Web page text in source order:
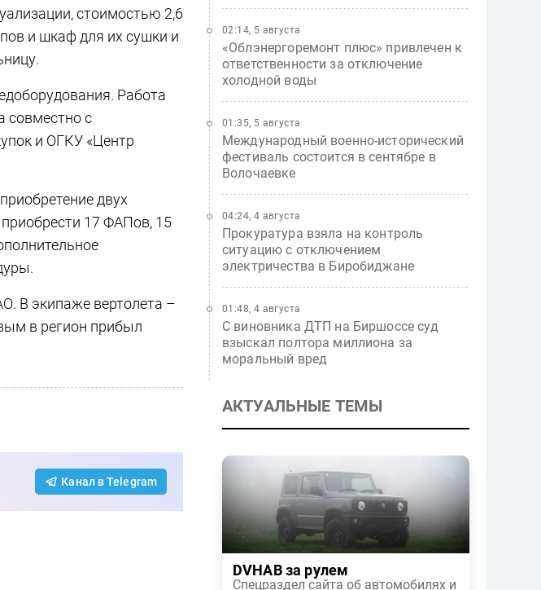
стоимостью 2,6
и шкаф для их сушки и
Работа
совместно с
и ОГКУ «Центр
двух
17 ФАПов, 15
В экипаже вертолета –
в регион прибыл
Канал в Telegram
«Облэнергоремонт плюс» привлечен к
ответственности за отключение
холодной воды
02:14, 5 августа
Международный военно-исторический
фестиваль состоится в сентябре в
Волочаевке
01:35, 5 августа
Прокуратура взяла на контроль
ситуацию с отключением
электричества в Биробиджане
04:24, 4 августа
С виновника ДТП на Биршоссе суд
взыскал полтора миллиона за
моральный вред
01:48, 4 августа
АКТУАЛЬНЫЕ ТЕМЫ
DVHAB за рулем
Спецраздел сайта об автомобилях и